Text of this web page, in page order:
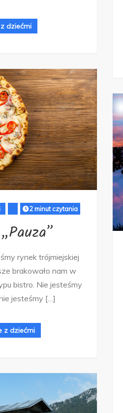
dziećmi
2 minut czytania
rynek trójmiejskiej
brakowało nam w
bistro. Nie jesteśmy
jesteśmy […]
z dziećmi